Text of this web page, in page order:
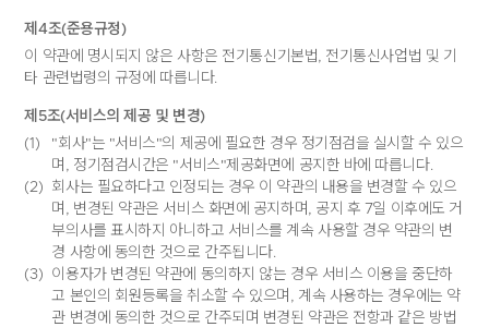
제4조(준용규정)
이 약관에 명시되지 않은 사항은 전기통신기본법, 전기통신사업법 및 기
타 관련법령의 규정에 따릅니다.
제5조(서비스의 제공 및 변경)
(1)
"회사"는 "서비스"의 제공에 필요한 경우 정기점검을 실시할 수 있으
며, 정기점검시간은 "서비스"제공화면에 공지한 바에 따릅니다.
(2)
회사는 필요하다고 인정되는 경우 이 약관의 내용을 변경할 수 있으
며, 변경된 약관은 서비스 화면에 공지하며, 공지 후 7일 이후에도 거
부의사를 표시하지 아니하고 서비스를 계속 사용할 경우 약관의 변
경 사항에 동의한 것으로 간주됩니다.
(3)
이용자가 변경된 약관에 동의하지 않는 경우 서비스 이용을 중단하
고 본인의 회원등록을 취소할 수 있으며, 계속 사용하는 경우에는 약
관 변경에 동의한 것으로 간주되며 변경된 약관은 전항과 같은 방법